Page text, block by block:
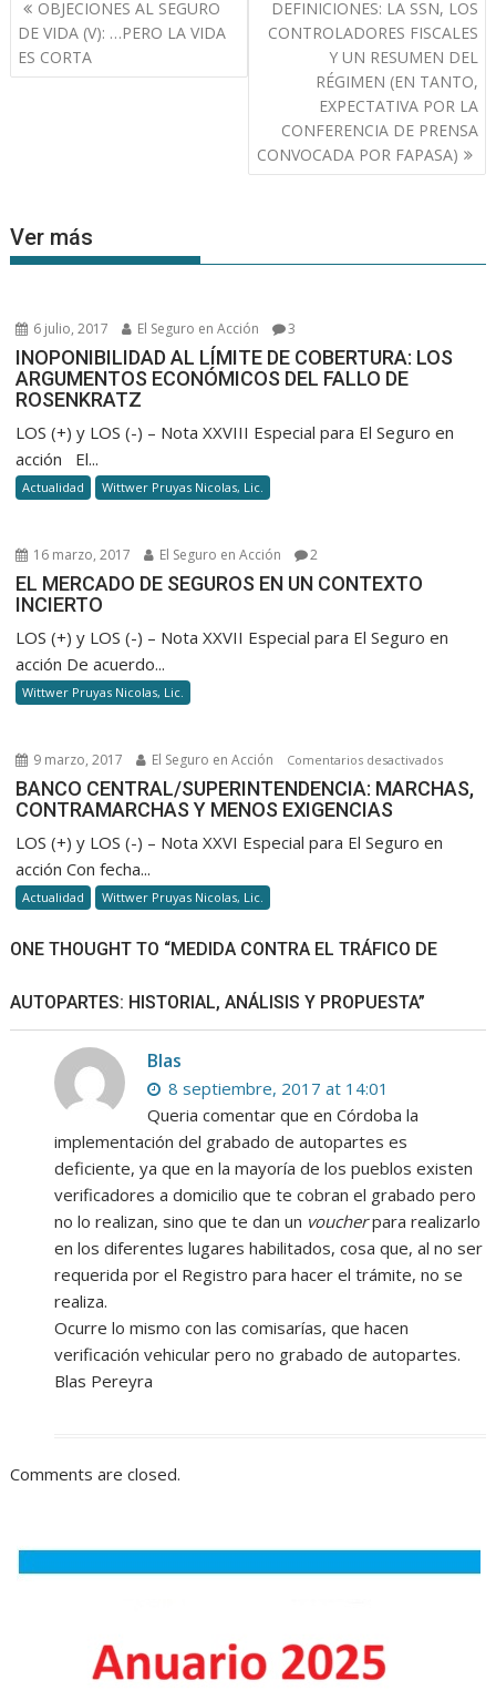
de
entradas
OBJECIONES AL SEGURO
DE VIDA (V): …PERO LA VIDA
ES CORTA
DEFINICIONES: LA SSN, LOS
CONTROLADORES FISCALES
Y UN RESUMEN DEL
RÉGIMEN (EN TANTO,
EXPECTATIVA POR LA
CONFERENCIA DE PRENSA
CONVOCADA POR FAPASA)
Ver más
6 julio, 2017 El Seguro en Acción 3
INOPONIBILIDAD AL LÍMITE DE COBERTURA: LOS
ARGUMENTOS ECONÓMICOS DEL FALLO DE
ROSENKRATZ
LOS (+) y LOS (-) – Nota XXVIII Especial para El Seguro en
acción El...
Actualidad Wittwer Pruyas Nicolas, Lic.
16 marzo, 2017 El Seguro en Acción 2
EL MERCADO DE SEGUROS EN UN CONTEXTO
INCIERTO
LOS (+) y LOS (-) – Nota XXVII Especial para El Seguro en
acción De acuerdo...
Wittwer Pruyas Nicolas, Lic.
9 marzo, 2017 El Seguro en Acción Comentarios desactivadosen
BANCO
BANCO CENTRAL/SUPERINTENDENCIA: MARCHAS,
CONTRAMARCHAS Y MENOS EXIGENCIAS
LOS (+) y LOS (-) – Nota XXVI Especial para El Seguro en
acción Con fecha...
Actualidad Wittwer Pruyas Nicolas, Lic.
ONE THOUGHT TO “MEDIDA CONTRA EL TRÁFICO DE
AUTOPARTES: HISTORIAL, ANÁLISIS Y PROPUESTA”
Blas
8 septiembre, 2017 at 14:01
Queria comentar que en Córdoba la
implementación del grabado de autopartes es
deficiente, ya que en la mayoría de los pueblos existen
verificadores a domicilio que te cobran el grabado pero
no lo realizan, sino que te dan un voucherpara realizarlo
en los diferentes lugares habilitados, cosa que, al no ser
requerida por el Registro para hacer el trámite, no se
realiza.
Ocurre lo mismo con las comisarías, que hacen
verificación vehicular pero no grabado de autopartes.
Blas Pereyra
Comments are closed.